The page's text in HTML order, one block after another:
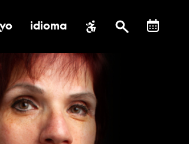
social
educación
submenú de asistencia
idioma